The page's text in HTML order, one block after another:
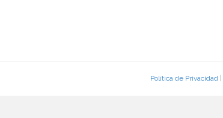
Política de Privacidad|